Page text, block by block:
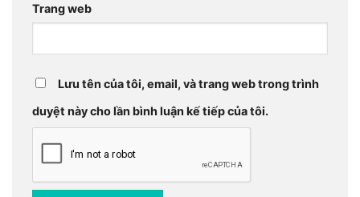
Trang web
Lưu tên của tôi, email, và trang web trong trình
duyệt này cho lần bình luận kế tiếp của tôi.